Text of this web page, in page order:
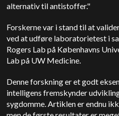
alternativ til antistoffer."
Forskerne var i stand til at
ved at udføre laboratorietest i
Rogers Lab på Københavns
Lab på UW Medicine.
Denne forskning er et godt
intelligens fremskynder
sygdomme. Artiklen er endnu